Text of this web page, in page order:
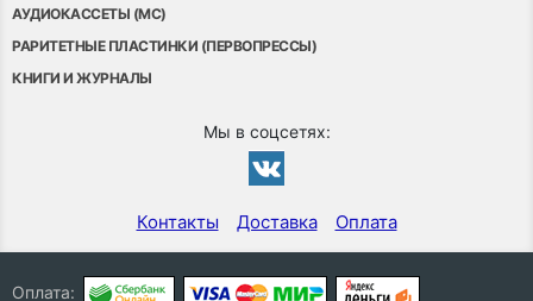
АУДИОКАССЕТЫ (MC)
РАРИТЕТНЫЕ ПЛАСТИНКИ (ПЕРВОПРЕССЫ)
КНИГИ И ЖУРНАЛЫ
Мы в соцсетях:
Контакты Доставка Оплата
Оплата: